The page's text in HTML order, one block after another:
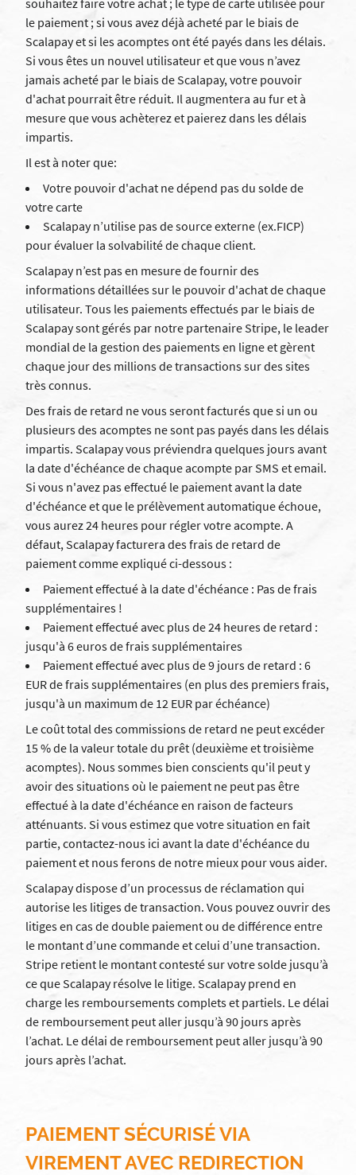
souhaitez faire votre achat ; le type de carte utilisée pour
le paiement ; si vous avez déjà acheté par le biais de
Scalapay et si les acomptes ont été payés dans les délais.
Si vous êtes un nouvel utilisateur et que vous n’avez
jamais acheté par le biais de Scalapay, votre pouvoir
d'achat pourrait être réduit. Il augmentera au fur et à
mesure que vous achèterez et paierez dans les délais
impartis.
Il est à noter que:
Votre pouvoir d'achat ne dépend pas du solde de
votre carte
Scalapay n’utilise pas de source externe (ex.FICP)
pour évaluer la solvabilité de chaque client.
Scalapay n’est pas en mesure de fournir des
informations détaillées sur le pouvoir d'achat de chaque
utilisateur. Tous les paiements effectués par le biais de
Scalapay sont gérés par notre partenaire Stripe, le leader
mondial de la gestion des paiements en ligne et gèrent
chaque jour des millions de transactions sur des sites
très connus.
Des frais de retard ne vous seront facturés que si un ou
plusieurs des acomptes ne sont pas payés dans les délais
impartis. Scalapay vous préviendra quelques jours avant
la date d'échéance de chaque acompte par SMS et email.
Si vous n'avez pas effectué le paiement avant la date
d'échéance et que le prélèvement automatique échoue,
vous aurez 24 heures pour régler votre acompte. A
défaut, Scalapay facturera des frais de retard de
paiement comme expliqué ci-dessous :
Paiement effectué à la date d'échéance : Pas de frais
supplémentaires !
Paiement effectué avec plus de 24 heures de retard :
jusqu'à 6 euros de frais supplémentaires
Paiement effectué avec plus de 9 jours de retard : 6
EUR de frais supplémentaires (en plus des premiers frais,
jusqu'à un maximum de 12 EUR par échéance)
Le coût total des commissions de retard ne peut excéder
15 % de la valeur totale du prêt (deuxième et troisième
acomptes). Nous sommes bien conscients qu'il peut y
avoir des situations où le paiement ne peut pas être
effectué à la date d'échéance en raison de facteurs
atténuants. Si vous estimez que votre situation en fait
partie, contactez-nous ici avant la date d'échéance du
paiement et nous ferons de notre mieux pour vous aider.
Scalapay dispose d’un processus de réclamation qui
autorise les litiges de transaction. Vous pouvez ouvrir des
litiges en cas de double paiement ou de différence entre
le montant d’une commande et celui d’une transaction.
Stripe retient le montant contesté sur votre solde jusqu’à
ce que Scalapay résolve le litige. Scalapay prend en
charge les remboursements complets et partiels. Le délai
de remboursement peut aller jusqu’à 90 jours après
l’achat. Le délai de remboursement peut aller jusqu’à 90
jours après l’achat.
PAIEMENT SÉCURISÉ VIA
VIREMENT AVEC REDIRECTION